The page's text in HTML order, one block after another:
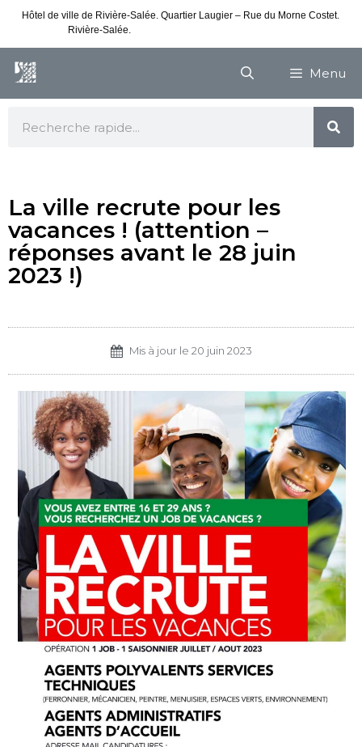
Hôtel de ville de Rivière-Salée. Quartier Laugier – Rue du Morne Costet.
Rivière-Salée.
Menu
La ville recrute pour les
vacances ! (attention –
réponses avant le 28 juin
2023 !)
Mis à jour le 20 juin 2023